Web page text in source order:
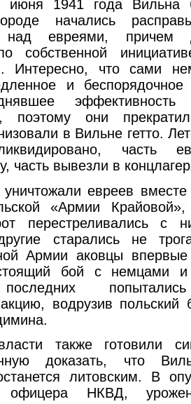
июня 1941 года Вильна
начались
над евреями, причем
собственной
Интересно, что сами
и беспорядочное
эффективность
поэтому они
в Вильне гетто.
часть
часть вывезли в
евреев
«Армии
перестреливались с
старались не
Армии аковцы
бой с немцами
водрузив польский
также готовили
доказать, что
литовским. В
офицера НКВД,